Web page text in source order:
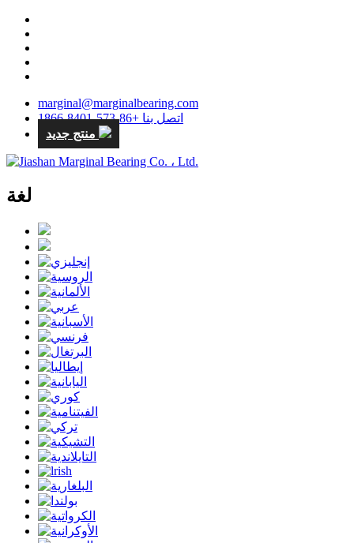
marginal@marginalbearing.com
اتصل بنا +86-573-8401-1866
لغة